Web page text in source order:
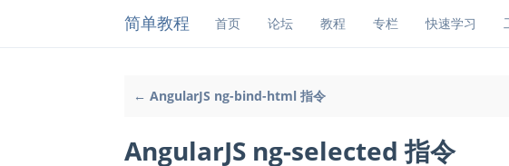
简单教程 首页 论坛 教程 专栏 快速学习
← AngularJS ng-bind-html 指令
AngularJS ng-selected 指令